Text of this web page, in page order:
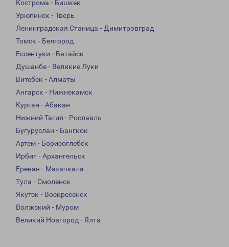
Кострома - Бишкек
Урюпинск - Тверь
Ленинградская Станица - Димитровград
Томск - Белгород
Ессентуки - Батайск
Душанбе - Великие Луки
Витебск - Алматы
Ангарск - Нижнекамск
Курган - Абакан
Нижний Тагил - Рославль
Бугуруслан - Бангкок
Артем - Борисоглебск
Ирбит - Архангельск
Ереван - Махачкала
Тула - Смоленск
Якутск - Воскресенск
Волжский - Муром
Великий Новгород - Ялта